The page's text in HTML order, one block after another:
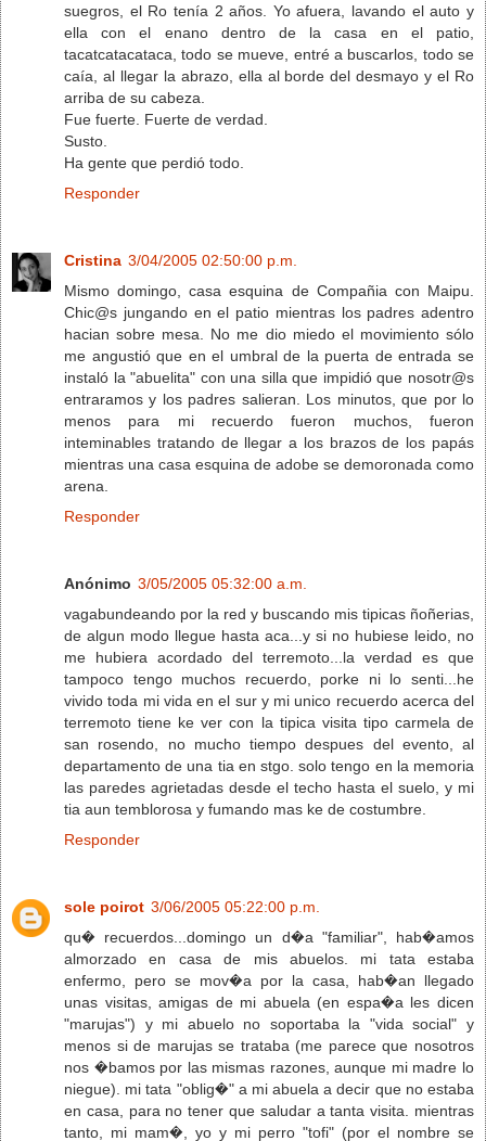
suegros, el Ro tenía 2 años. Yo afuera, lavando el auto y
ella con el enano dentro de la casa en el patio,
tacatcatacataca, todo se mueve, entré a buscarlos, todo se
caía, al llegar la abrazo, ella al borde del desmayo y el Ro
arriba de su cabeza.
Fue fuerte. Fuerte de verdad.
Susto.
Ha gente que perdió todo.
Responder
Cristina 3/04/2005 02:50:00 p.m.
Mismo domingo, casa esquina de Compañia con Maipu.
Chic@s jungando en el patio mientras los padres adentro
hacian sobre mesa. No me dio miedo el movimiento sólo
me angustió que en el umbral de la puerta de entrada se
instaló la "abuelita" con una silla que impidió que nosotr@s
entraramos y los padres salieran. Los minutos, que por lo
menos para mi recuerdo fueron muchos, fueron
inteminables tratando de llegar a los brazos de los papás
mientras una casa esquina de adobe se demoronada como
arena.
Responder
Anónimo 3/05/2005 05:32:00 a.m.
vagabundeando por la red y buscando mis tipicas ñoñerias,
de algun modo llegue hasta aca...y si no hubiese leido, no
me hubiera acordado del terremoto...la verdad es que
tampoco tengo muchos recuerdo, porke ni lo senti...he
vivido toda mi vida en el sur y mi unico recuerdo acerca del
terremoto tiene ke ver con la tipica visita tipo carmela de
san rosendo, no mucho tiempo despues del evento, al
departamento de una tia en stgo. solo tengo en la memoria
las paredes agrietadas desde el techo hasta el suelo, y mi
tia aun temblorosa y fumando mas ke de costumbre.
Responder
sole poirot 3/06/2005 05:22:00 p.m.
qu� recuerdos...domingo un d�a "familiar", hab�amos
almorzado en casa de mis abuelos. mi tata estaba
enfermo, pero se mov�a por la casa, hab�an llegado
unas visitas, amigas de mi abuela (en espa�a les dicen
"marujas") y mi abuelo no soportaba la "vida social" y
menos si de marujas se trataba (me parece que nosotros
nos �bamos por las mismas razones, aunque mi madre lo
niegue). mi tata "oblig�" a mi abuela a decir que no estaba
en casa, para no tener que saludar a tanta visita. mientras
tanto, mi mam�, yo y mi perro "tofi" (por el nombre se